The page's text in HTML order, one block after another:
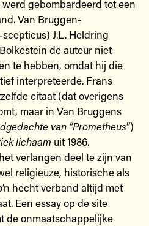
werd gebombardeerd tot een
Van Bruggen-
J.L. Heldring
de auteur niet
te hebben, omdat hij die
interpreteerde. Frans
citaat (dat overigens
maar in Van Bruggens
van “Prometheus”)
lichaam uit 1986.
verlangen deel te zijn van
religieuze, historische als
hecht verband altijd met
Een essay op de site
de onmaatschappelijke